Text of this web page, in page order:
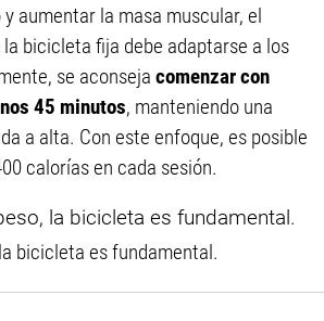
aumentar la masa muscular, el
bicicleta fija debe adaptarse a los
se aconseja comenzar con
45 minutos, manteniendo una
a alta. Con este enfoque, es posible
calorías en cada sesión.
bicicleta es fundamental.